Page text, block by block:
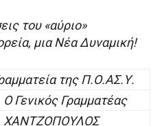
του «αύριο»
μια Νέα Δυναμική!
της Π.Ο.ΑΣ.Υ.
Ο Γενικός Γραμματέας
ΧΑΝΤΖΟΠΟΥΛΟΣ